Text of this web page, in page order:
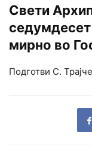
Свети
мирно во
Подготви С.